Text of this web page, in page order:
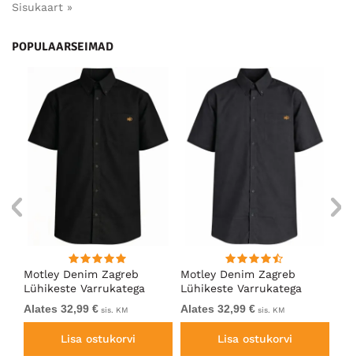
Sisukaart »
POPULAARSEIMAD
Motley Denim Zagreb
Lühikeste Varrukatega
Särk Must
Alates 32,99 € sis. KM
Lisa ostukorvi
Motley Denim Zagreb
Lühikeste Varrukatega
Särk Tumehall
Alates 32,99 € sis. KM
Lisa ostukorvi